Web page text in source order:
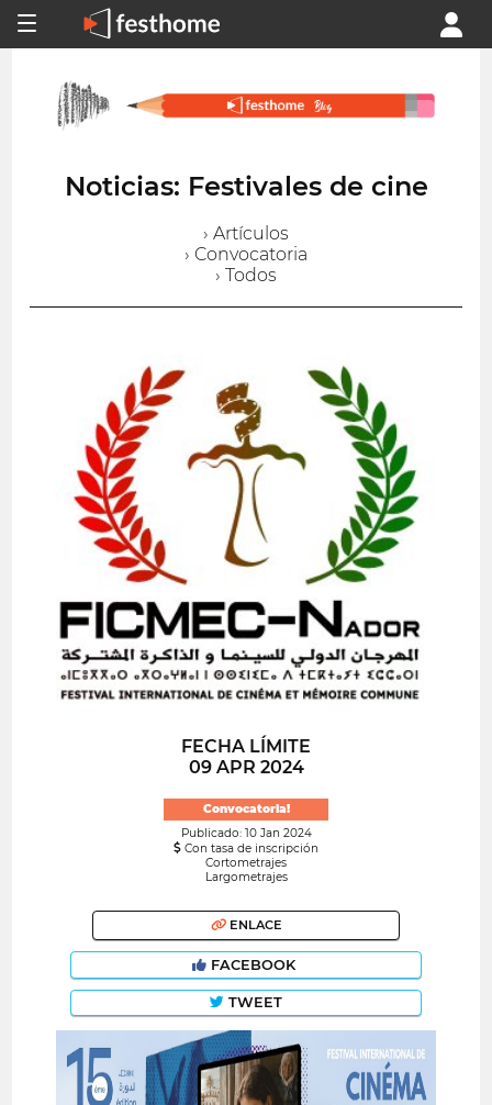
Noticias: Festivales de cine
› Artículos
› Convocatoria
› Todos
FECHA LÍMITE
09 APR 2024
Convocatoria!
Publicado: 10 Jan 2024
Con tasa de inscripción
Cortometrajes
Largometrajes
ENLACE
FACEBOOK
TWEET